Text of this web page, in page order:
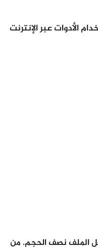
الأدوات عبر الإنترنت
بالكيلو بايت هي تقليل دقة الصورة. إذا كان لديك ملف بحجم 4000 × 2500 ، فإن تقليل الحجم إلى 2000 × 1250 سيجعل الملف نصف الحجم. من